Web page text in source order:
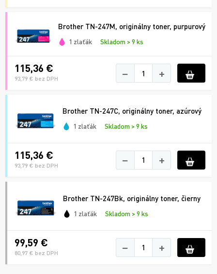
Brother TN-247M, originálny toner, purpurový
1 zlaťák Skladom > 9 ks
115,36 €
93,79 € bez DPH − +
Brother TN-247C, originálny toner, azúrový
1 zlaťák Skladom > 9 ks
115,36 €
93,79 € bez DPH − +
Brother TN-247Bk, originálny toner, čierny
1 zlaťák Skladom > 9 ks
99,59 €
80,97 € bez DPH − +